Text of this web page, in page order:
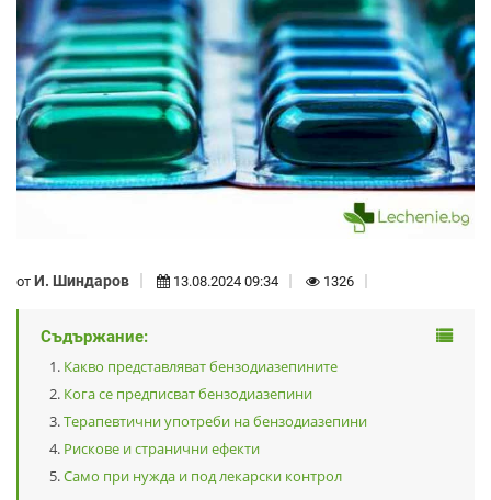
от И. Шиндаров 13.08.2024 09:34 1326
Съдържание:
Какво представляват бензодиазепините
Кога се предписват бензодиазепини
Терапевтични употреби на бензодиазепини
Рискове и странични ефекти
Само при нужда и под лекарски контрол